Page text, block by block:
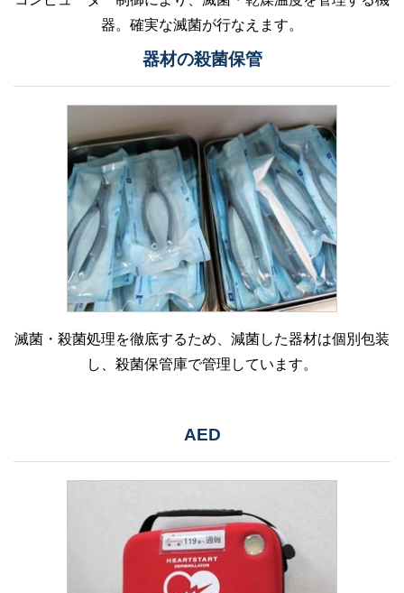
器。確実な滅菌が行なえます。
器材の殺菌保管
滅菌・殺菌処理を徹底するため、減菌した器材は個別包装
し、殺菌保管庫で管理しています。
AED